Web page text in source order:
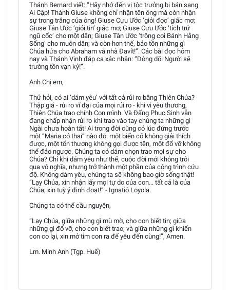
Thánh Bernard viết: “Hãy nhớ đến vị tộc trưởng bị bán sang
Ai Cập! Thánh Giuse không chỉ nhận tên ông mà còn nhận
sự trong trắng của ông! Giuse Cựu Ước ‘giỏi đọc’ giấc mơ;
Giuse Tân Ước ‘giỏi tin’ giấc mơ; Giuse Cựu Ước ‘tích trữ
ngũ cốc’ cho một dân; Giuse Tân Ước ‘trông coi Bánh Hằng
Sống’ cho muôn dân; và còn hơn thế, bảo tồn những gì
Chúa hứa cho Abraham và nhà Đavít!”. Các bài đọc hôm
nay và Thánh Vịnh đáp ca xác nhận: “Dòng dõi Người sẽ
trường tồn vạn kỷ!”.
Anh Chị em,
Thử hỏi, có ai ‘dám yêu’ với tất cả rủi ro bằng Thiên Chúa?
Thập giá - rủi ro vĩ đại của mọi rủi ro - khi vì yêu thương,
Thiên Chúa trao chính Con mình. Và Đấng Phục Sinh vẫn
đang chấp nhận rủi ro khi trao vào tay chúng ta những gì
Ngài chưa hoàn tất! Ai trong đời cũng có lúc đứng trước
một “Maria có thai” nào đó: một biến cố không giải thích
được, một tổn thương không gọi được tên, một đổ vỡ không
thể đảo ngược. Chúng ta có dám chọn trao mọi sự cho
Chúa? Chỉ khi dám yêu như thế, cuộc đời mới không trôi
qua vô nghĩa, nhưng trở thành một phần của công trình cứu
độ. Không dám yêu, chúng ta sẽ không bao giờ sống thật!
“Lạy Chúa, xin nhận lấy mọi tự do của con… tất cả là của
Chúa; xin tuỳ ý định đoạt!” - Ignatiô Loyola.
Chúng ta có thể cầu nguyện,
“Lạy Chúa, giữa những gì mù mờ, cho con biết tin; giữa
những gì đổ vỡ, cho con biết trao; và giữa những gì khiến
con co lại, xin mở tim con ra để yêu đến cùng!”, Amen.
Lm. Minh Anh (Tgp. Huế)